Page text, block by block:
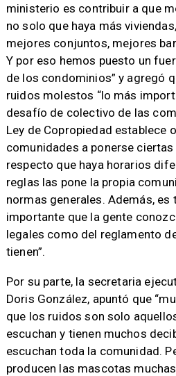
ministerio es contribuir a que
no solo que haya más
mejores conjuntos, mejores
Y por eso hemos puesto un
de los condominios” y agregó
ruidos molestos “lo más
desafío de colectivo de las
Ley de Copropiedad establece
comunidades a ponerse
respecto que haya horarios
reglas las pone la propia
normas generales. Además, es
importante que la gente
legales como del reglamento
tienen”.
Por su parte, la secretaria
Doris González, apuntó que
que los ruidos son solo
escuchan y tienen muchos
escuchan toda la comunidad.
producen las mascotas